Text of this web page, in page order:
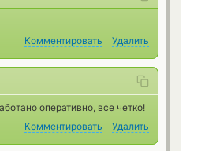
Комментировать Удалить
оперативно, все четко!
Комментировать Удалить